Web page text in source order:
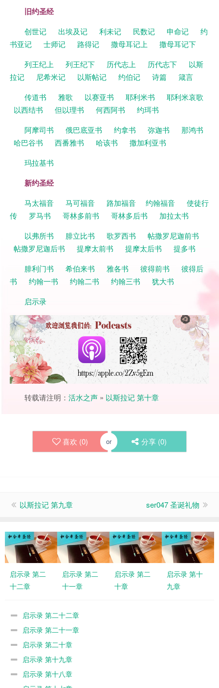
旧约圣经
创世记 出埃及记 利未记 民数记 申命记
约
书亚记
士师记 路得记 撒母耳记上
撒母耳记下
列王纪上
列王纪下 历代志上 历代志下
以斯
拉记
尼希米记 以斯帖记 约伯记 诗篇
箴言
传道书
雅歌 以赛亚书 耶利米书
耶利米哀歌
以西结书
但以理书 何西阿书
约珥书
阿摩司书
俄巴底亚书 约拿书 弥迦书
那鸿书
哈巴谷书
西番雅书 哈该书
撒加利亚书
玛拉基书
新约圣经
马太福音 马可福音 路加福音 约翰福音
使徒行
传
罗马书 哥林多前书 哥林多后书
加拉太书
以弗所书
腓立比书 歌罗西书
帖撒罗尼迦前书
帖撒罗尼迦后书
提摩太前书 提摩太后书
提多书
腓利门书
希伯来书 雅各书 彼得前书
彼得后
书
约翰一书 约翰二书 约翰三书
犹大书
启示录
转载请注明： 活水之声 » 以斯拉记 第十章
喜欢 (0) or 分享 (0)
以斯拉记 第九章 ser047 圣诞礼物
启示录 第二
十二章
启示录 第二
十一章
启示录 第二
十章
启示录 第十
九章
启示录 第二十二章
启示录 第二十一章
启示录 第二十章
启示录 第十九章
启示录 第十八章